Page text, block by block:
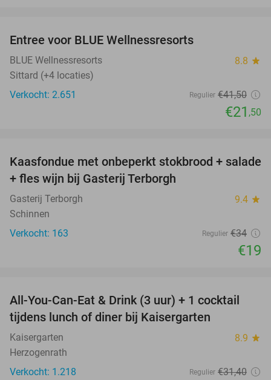
Entree voor BLUE Wellnessresorts
BLUE Wellnessresorts 8.8 star
Sittard (+4 locaties)
Verkocht: 2.651
Regulier €41,50
€21 ,50
44%
Kaasfondue met onbeperkt stokbrood + salade
+ fles wijn bij Gasterij Terborgh
Gasterij Terborgh 9.4 star
Schinnen
Verkocht: 163
Regulier €34
€19
33%
All-You-Can-Eat & Drink (3 uur) + 1 cocktail
tijdens lunch of diner bij Kaisergarten
Kaisergarten 8.9 star
Herzogenrath
Verkocht: 1.218
Regulier €31,40